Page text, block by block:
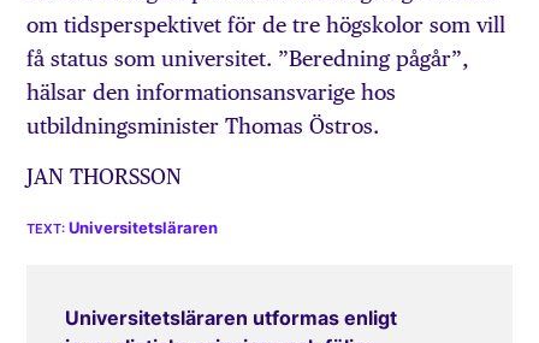
om tidsperspektivet för de tre högskolor som vill
få status som universitet. ”Beredning pågår”,
hälsar den informationsansvarige hos
utbildningsminister Thomas Östros.
JAN THORSSON
Universitetsläraren
Universitetsläraren utformas enligt